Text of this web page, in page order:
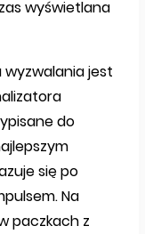
wyświetlana
jest
do
się po
Na
paczkach z